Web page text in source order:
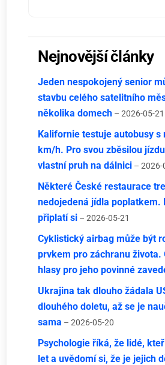
Nejnovější články
Jeden nespokojený senior
stavbu celého satelitního
několika domech – 2026-05-21
Kalifornie testuje autobusy s
km/h. Pro svou zběsilou
vlastní pruh na dálnici – 2026-
Některé České restaurace
nedojedená jídla poplatkem.
připlatí si – 2026-05-21
Cyklistický airbag může být
prvkem pro záchranu života.
hlasy pro jeho povinné
Ukrajina tak dlouho žádala
dlouhého doletu, až se je
sama – 2026-05-20
Psychologie říká, že lidé,
let a uvědomí si, že je jejich